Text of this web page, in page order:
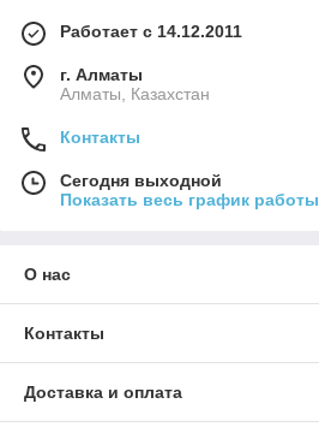
Работает с 14.12.2011
г. Алматы
Алматы, Казахстан
Контакты
Сегодня выходной
Показать весь график работы
О нас
Контакты
Доставка и оплата